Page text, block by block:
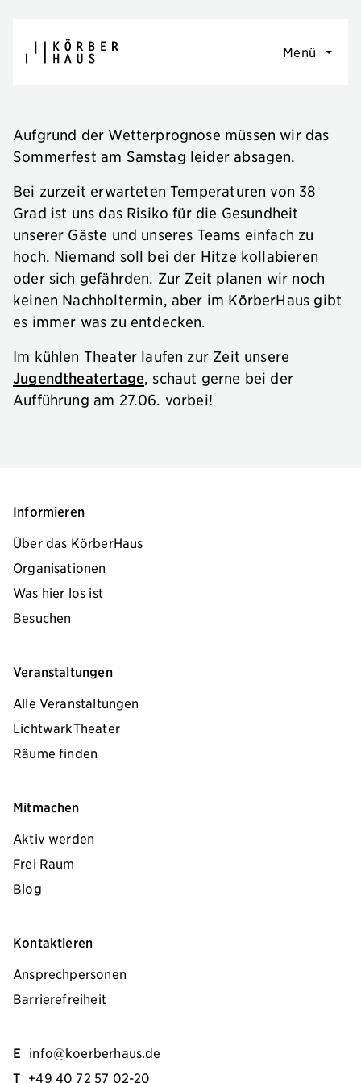
Menü
Aufgrund der Wetterprognose müssen wir das
Sommerfest am Samstag leider absagen.
Bei zurzeit erwarteten Temperaturen von 38
Grad ist uns das Risiko für die Gesundheit
unserer Gäste und unseres Teams einfach zu
hoch. Niemand soll bei der Hitze kollabieren
oder sich gefährden. Zur Zeit planen wir noch
keinen Nachholtermin, aber im KörberHaus gibt
es immer was zu entdecken.
Im kühlen Theater laufen zur Zeit unsere
Jugendtheatertage , schaut gerne bei der
Aufführung am 27.06. vorbei!
Informieren
Über das KörberHaus
Organisationen
Was hier los ist
Besuchen
Veranstaltungen
Alle Veranstaltungen
LichtwarkTheater
Räume finden
Mitmachen
Aktiv werden
Frei Raum
Blog
Kontaktieren
Ansprechpersonen
Barrierefreiheit
E info@koerberhaus.de
T +49 40 72 57 02-20